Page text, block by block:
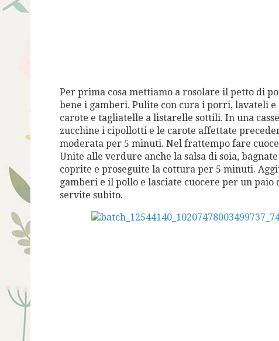
Per prima cosa mettiamo a rosolare il petto di
bene i gamberi. Pulite con cura i porri, lavateli
carote e tagliatelle a listarelle sottili. In una
zucchine i cipollotti e le carote affettate
moderata per 5 minuti. Nel frattempo fare
Unite alle verdure anche la salsa di soia,
coprite e proseguite la cottura per 5 minuti.
gamberi e il pollo e lasciate cuocere per un
servite subito.